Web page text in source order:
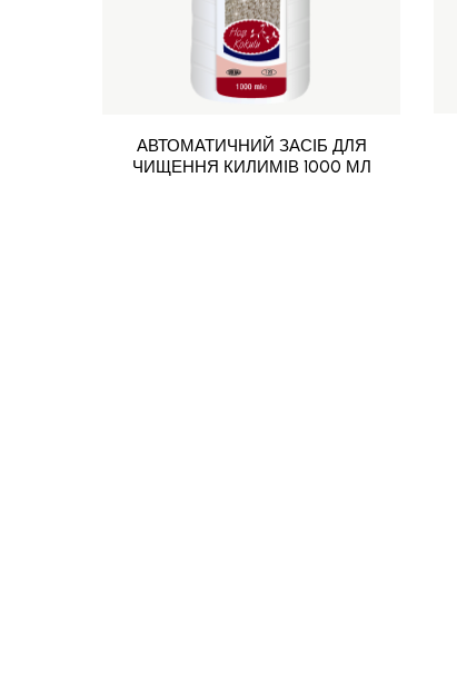
АВТОМАТИЧНИЙ ЗАСІБ ДЛЯ
ЧИЩЕННЯ КИЛИМІВ 1000 МЛ